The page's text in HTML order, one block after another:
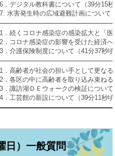
6．デジタル教科書について（39分15
7. 水害発生時の広域避難計画について
1．続くコロナ感染症の感染拡大と「
2．コロナ感染症の影響を受けた経済
3．介護保険制度について（41分37秒
1．高齢者が社会の担い手として更な
2．各区の中に高齢者を取り込み束ね
3．諏訪湖ＤＥウォークの検証につい
4．工芸館の新設について（39分11秒
日）一般質問